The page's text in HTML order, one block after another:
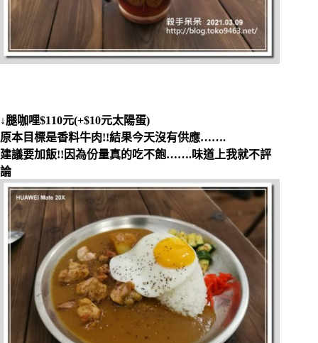
↓腿咖哩$110元(+$10元太陽蛋)
原本目標是香料牛肉!!結果今天沒有供應…….
建議要加飯!!因為份量真的吃不飽…….味道上我就不評
論